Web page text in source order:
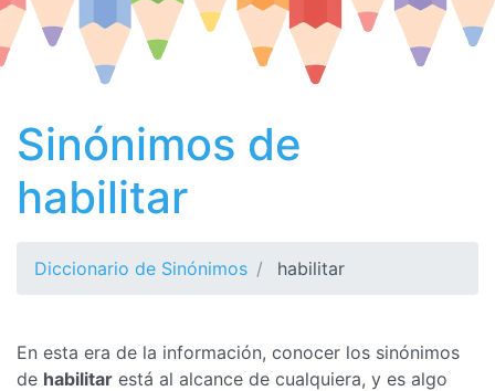
Sinónimos de
habilitar
Diccionario de Sinónimos habilitar
En esta era de la información, conocer los sinónimos
de habilitar está al alcance de cualquiera, y es algo